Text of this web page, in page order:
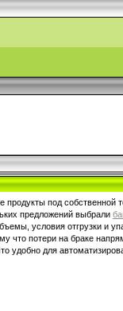
под
предложений выбрали
условия отгрузки и
что потери на браке
удобно для